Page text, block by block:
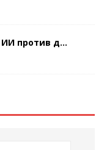
ИИ против д...